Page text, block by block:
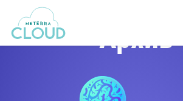
Архив